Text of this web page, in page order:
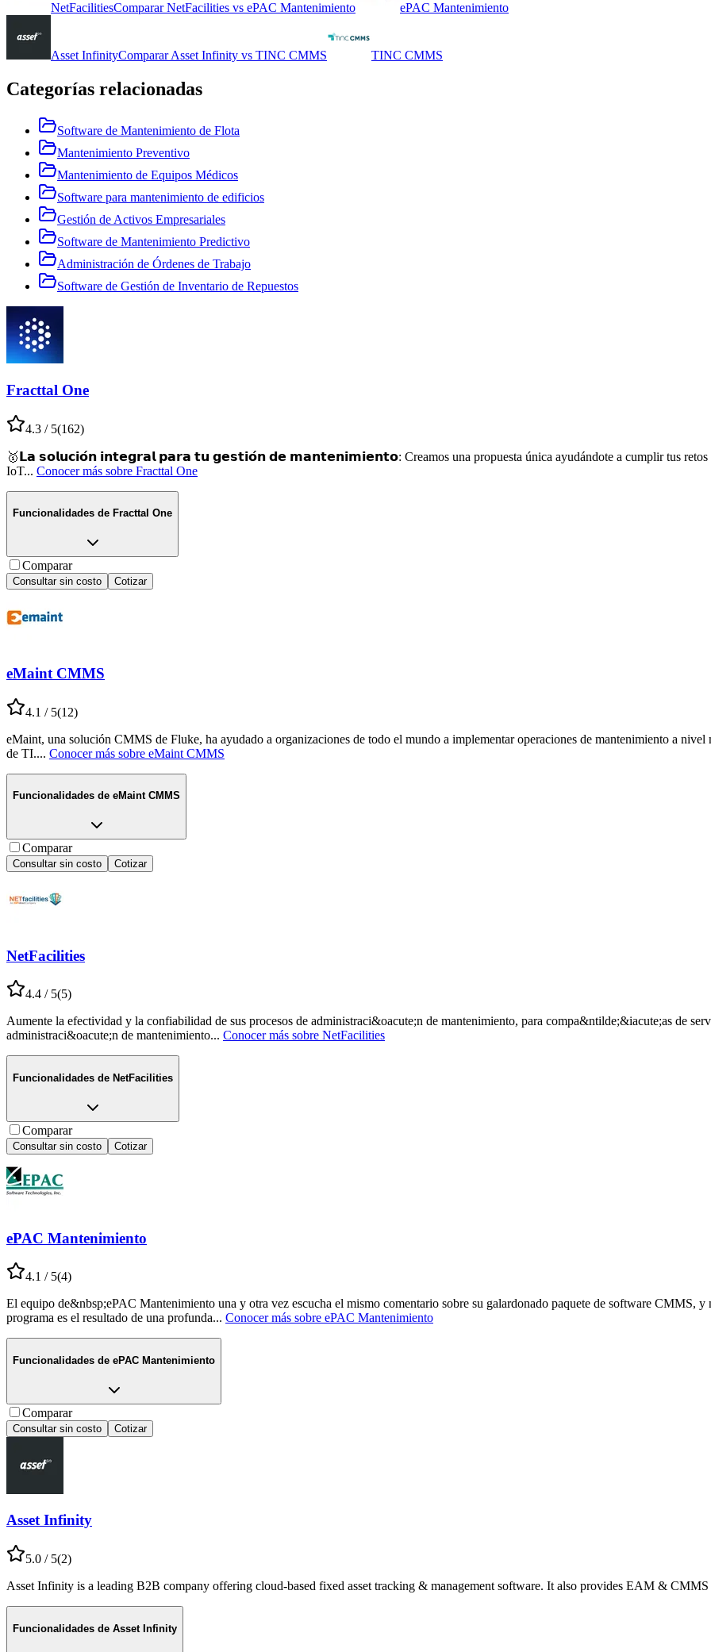
NetFacilitiesComparar NetFacilities vs ePAC Mantenimiento ePAC Mantenimiento
Asset InfinityCompararAsset Infinity vs TINC CMMS TINC CMMS
Categorías relacionadas
Software de Mantenimiento de Flota
Mantenimiento Preventivo
Mantenimiento de Equipos Médicos
Software para mantenimiento de edificios
Gestión de Activos Empresariales
Software de Mantenimiento Predictivo
Administración de Órdenes de Trabajo
Software de Gestión de Inventario de Repuestos
Fracttal One
4.3 / 5(162)
🥇𝗟𝗮 𝘀𝗼𝗹𝘂𝗰𝗶𝗼́𝗻 𝗶𝗻𝘁𝗲𝗴𝗿𝗮𝗹 𝗽𝗮𝗿𝗮 𝘁𝘂 𝗴𝗲𝘀𝘁𝗶𝗼́𝗻 𝗱𝗲 𝗺𝗮𝗻𝘁𝗲𝗻𝗶𝗺𝗶𝗲𝗻𝘁𝗼⁣: Creamos una propuesta única ayudándote a cumplir tus retos y
IoT... Conocer más sobre Fracttal One
Funcionalidades de Fracttal One
Comparar
Consultar sin costo Cotizar
eMaint CMMS
4.1 / 5(12)
eMaint, una solución CMMS de Fluke, ha ayudado a organizaciones de todo el mundo a implementar operaciones de mantenimiento a
de TI.... Conocer más sobre eMaint CMMS
Funcionalidades de eMaint CMMS
Comparar
Consultar sin costo Cotizar
NetFacilities
4.4 / 5(5)
Aumente la efectividad y la confiabilidad de sus procesos de administraci&oacute;n de mantenimiento, para compa&ntilde;&iacute;as de
administraci&oacute;n de mantenimiento... Conocer más sobre NetFacilities
Funcionalidades de NetFacilities
Comparar
Consultar sin costo Cotizar
ePAC Mantenimiento
4.1 / 5(4)
El equipo de&nbsp;ePAC Mantenimiento una y otra vez escucha el mismo comentario sobre su galardonado paquete de software CMMS,
programa es el resultado de una profunda... Conocer más sobre ePAC Mantenimiento
Funcionalidades de ePAC Mantenimiento
Comparar
Consultar sin costo Cotizar
Asset Infinity
5.0 / 5(2)
Asset Infinity is a leading B2B company offering cloud-based fixed asset tracking & management software. It also provides EAM & CMMS
Funcionalidades de Asset Infinity